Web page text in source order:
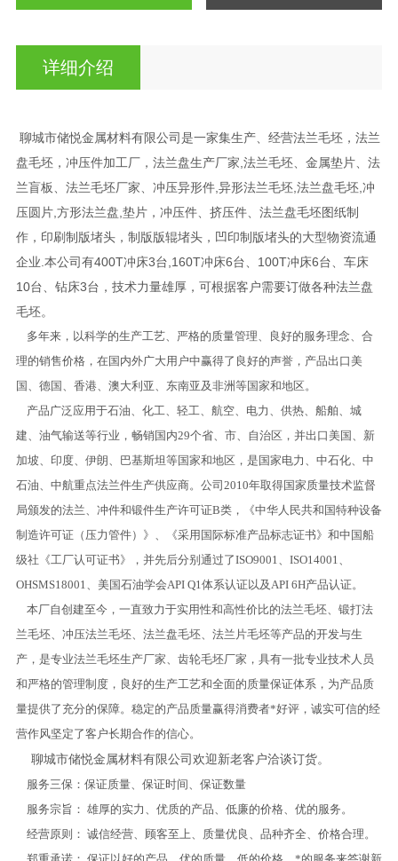
详细介绍
聊城市储悦金属材料有限公司是一家集生产、经营法兰毛坯，法兰
盘毛坯，冲压件加工厂，法兰盘生产厂家,法兰毛坯、金属垫片、法
兰盲板、法兰毛坯厂家、冲压异形件,异形法兰毛坯,法兰盘毛坯,冲
压圆片,方形法兰盘,垫片，冲压件、挤压件、法兰盘毛坯图纸制
作，印刷制版堵头，制版版辊堵头，凹印制版堵头的大型物资流通
企业.本公司有400T冲床3台,160T冲床6台、100T冲床6台、车床
10台、钻床3台，技术力量雄厚，可根据客户需要订做各种法兰盘
毛坯。
多年来，以科学的生产工艺、严格的质量管理、良好的服务理念、合
理的销售价格，在国内外广大用户中赢得了良好的声誉，产品出口美
国、德国、香港、澳大利亚、东南亚及非洲等国家和地区。
产品广泛应用于石油、化工、轻工、航空、电力、供热、船舶、城
建、油气输送等行业，畅销国内29个省、市、自治区，并出口美国、新
加坡、印度、伊朗、巴基斯坦等国家和地区，是国家电力、中石化、中
石油、中航重点法兰件生产供应商。公司2010年取得国家质量技术监督
局颁发的法兰、冲件和锻件生产许可证B类，《中华人民共和国特种设备
制造许可证（压力管件）》、《采用国际标准产品标志证书》和中国船
级社《工厂认可证书》，并先后分别通过了ISO9001、ISO14001、
OHSMS18001、美国石油学会API Q1体系认证以及API 6H产品认证。
本厂自创建至今，一直致力于实用性和高性价比的法兰毛坯、锻打法
兰毛坯、冲压法兰毛坯、法兰盘毛坯、法兰片毛坯等产品的开发与生
产，是专业法兰毛坯生产厂家、齿轮毛坯厂家，具有一批专业技术人员
和严格的管理制度，良好的生产工艺和全面的质量保证体系，为产品质
量提供了充分的保障。稳定的产品质量赢得消费者*好评，诚实可信的经
营作风坚定了客户长期合作的信心。
聊城市储悦金属材料有限公司欢迎新老客户洽谈订货。
服务三保：保证质量、保证时间、保证数量
服务宗旨： 雄厚的实力、优质的产品、低廉的价格、优的服务。
经营原则： 诚信经营、顾客至上、质量优良、品种齐全、价格合理。